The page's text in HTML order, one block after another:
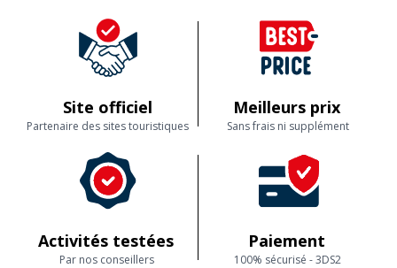
Site officiel
Partenaire des sites touristiques
Meilleurs prix
Sans frais ni supplément
Activités testées
Par nos conseillers
Paiement
100% sécurisé - 3DS2